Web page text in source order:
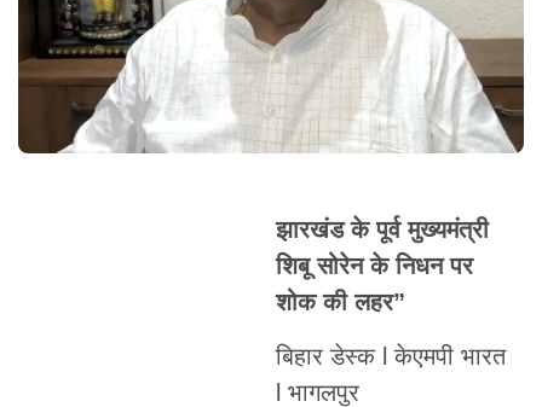
झारखंड के पूर्व मुख्यमंत्री
शिबू सोरेन के निधन पर
शोक की लहर”
बिहार डेस्क l केएमपी भारत
l भागलपुर